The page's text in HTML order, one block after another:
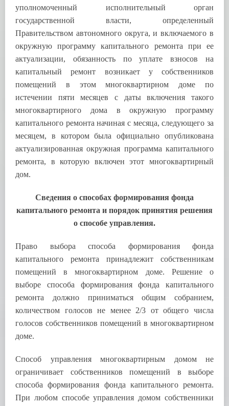
уполномоченный исполнительный орган
государственной власти, определенный
Правительством автономного округа, и включаемого в
окружную программу капитального ремонта при ее
актуализации, обязанность по уплате взносов на
капитальный ремонт возникает у собственников
помещений в этом многоквартирном доме по
истечении пяти месяцев с даты включения такого
многоквартирного дома в окружную программу
капитального ремонта начиная с месяца, следующего за
месяцем, в котором была официально опубликована
актуализированная окружная программа капитального
ремонта, в которую включен этот многоквартирный
дом.
Сведения о способах формирования фонда
капитального ремонта и порядок принятия решения
о способе управления.
Право выбора способа формирования фонда
капитального ремонта принадлежит собственникам
помещений в многоквартирном доме. Решение о
выборе способа формирования фонда капитального
ремонта должно приниматься общим собранием,
количеством голосов не менее 2/3 от общего числа
голосов собственников помещений в многоквартирном
доме.
Способ управления многоквартирным домом не
ограничивает собственников помещений в выборе
способа формирования фонда капитального ремонта.
При любом способе управления домом собственники